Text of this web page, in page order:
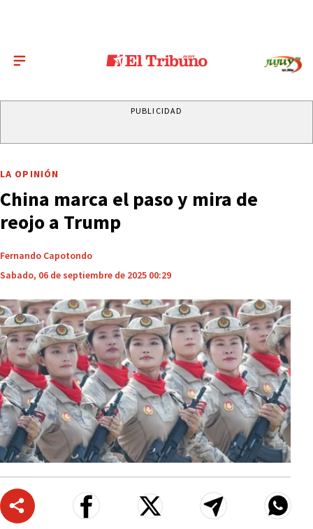
PUBLICIDAD
LA OPINIÓN
China marca el paso y mira de
reojo a Trump
Fernando Capotondo
Sabado, 06 de septiembre de 2025 00:29